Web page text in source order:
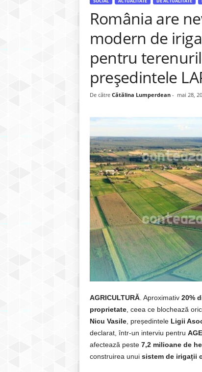
România are
modern de
pentru
președintele
De către Cătălina Lumperdean- mai 28,
AGRICULTURĂ. Aproximativ 20%
proprietate, ceea ce blochează
Nicu Vasile, președintele Ligii
declarat, într-un interviu pentru
afectează peste 7,2 milioane de
construirea unui sistem de irigații